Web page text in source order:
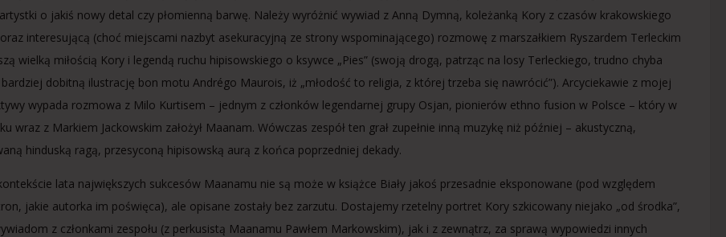
o jakiś nowy detal czy płomienną barwę. Należy wyróżnić wywiad z Anną Dymną, koleżanką Kory z czasów krakowskiego
interesującą (choć miejscami nazbyt asekuracyjną ze strony wspominającego) rozmowę z marszałkiem Ryszardem Terleckim
wielką miłością Kory i legendą ruchu hipisowskiego o ksywce „Pies” (swoją drogą, patrząc na losy Terleckiego, trudno chyba
bardziej dobitną ilustrację bon motu Andrégo Maurois, iż „młodość to religia, z której trzeba się nawrócić”). Arcyciekawie z mojej
wypada rozmowa z Milo Kurtisem – jednym z członków legendarnej grupy Osjan, pionierów ethno fusion w Polsce – który w
wraz z Markiem Jackowskim założył Maanam. Wówczas zespół ten grał zupełnie inną muzykę niż później – akustyczną,
hinduską ragą, przesyconą hipisowską aurą z końca poprzedniej dekady.
lata największych sukcesów Maanamu nie są może w książce Biały jakoś przesadnie eksponowane (pod względem
jakie autorka im poświęca), ale opisane zostały bez zarzutu. Dostajemy rzetelny portret Kory szkicowany niejako „od środka”,
z członkami zespołu (z perkusistą Maanamu Pawłem Markowskim), jak i z zewnątrz, za sprawą wypowiedzi innych